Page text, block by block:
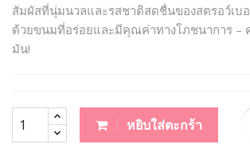
สัมผัสที่นุ่มนวลและรสชาติสดชื่นของสตรอว์เบอ
ด้วยขนมที่อร่อยและมีคุณค่าทางโภชนาการ –
มัน!
หยิบใส่ตะกร้า